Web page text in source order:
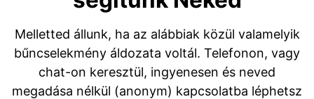
Melletted állunk, ha az alábbiak közül valamelyik
bűncselekmény áldozata voltál. Telefonon, vagy
chat-on keresztül, ingyenesen és neved
megadása nélkül (anonym) kapcsolatba léphetsz